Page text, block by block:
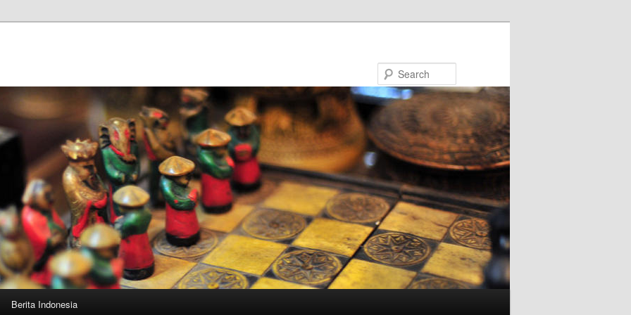
Berita Indonesia